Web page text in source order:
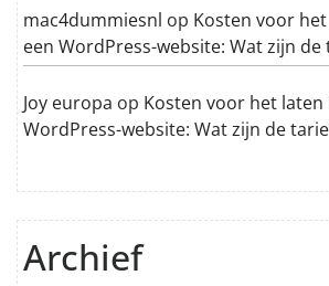
mac4dummiesnl op Kosten voor
een WordPress-website: Wat zijn de
Joy europa op Kosten voor het laten
WordPress-website: Wat zijn de
Archief